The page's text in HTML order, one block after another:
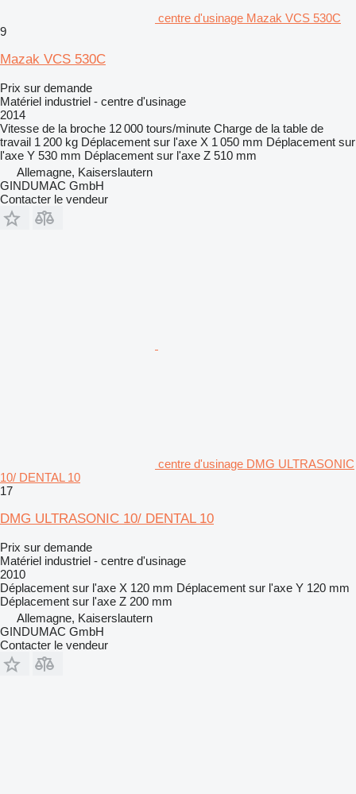
centre d'usinage Mazak VCS 530C
9
Mazak VCS 530C
Prix sur demande
Matériel industriel - centre d'usinage
2014
Vitesse de la broche 12 000 tours/minute Charge de la table de
travail 1 200 kg Déplacement sur l'axe X 1 050 mm Déplacement sur
l'axe Y 530 mm Déplacement sur l'axe Z 510 mm
Allemagne, Kaiserslautern
GINDUMAC GmbH
Contacter le vendeur
centre d'usinage DMG ULTRASONIC
10/ DENTAL 10
17
DMG ULTRASONIC 10/ DENTAL 10
Prix sur demande
Matériel industriel - centre d'usinage
2010
Déplacement sur l'axe X 120 mm Déplacement sur l'axe Y 120 mm
Déplacement sur l'axe Z 200 mm
Allemagne, Kaiserslautern
GINDUMAC GmbH
Contacter le vendeur